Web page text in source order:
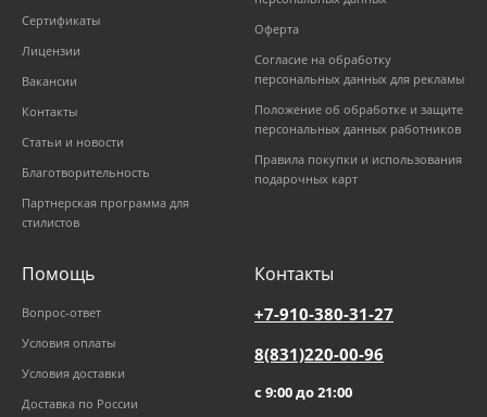
Сертификаты
Лицензии
Вакансии
Контакты
Статьи и новости
Благотворительность
Партнерская программа для
стилистов
Оферта
Согласие на обработку
персональных данных для рекламы
Положение об обработке и защите
персональных данных работников
Правила покупки и использования
подарочных карт
Помощь
Вопрос-ответ
Условия оплаты
Условия доставки
Доставка по России
Контакты
+7-910-380-31-27
8(831)220-00-96
с 9:00 до 21:00